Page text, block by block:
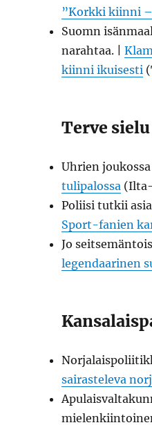
”Korkki kiinni
Suomn
narahtaa. |
kiinni ikuisesti
Terve
Uhrien joukossa
tulipalossa(Ilta-
Poliisi tutkii
Sport-fanien
Jo
legendaarinen
sairasteleva